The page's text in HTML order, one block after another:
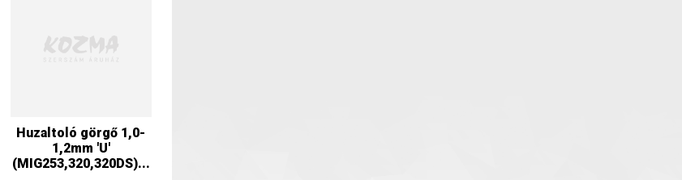
Huzaltoló görgő 1,0-
1,2mm 'U'
(MIG253,320,320DS)...